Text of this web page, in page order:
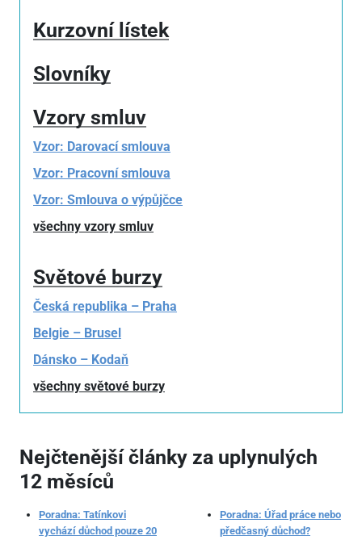
Kurzovní lístek
Slovníky
Vzory smluv
Vzor: Darovací smlouva
Vzor: Pracovní smlouva
Vzor: Smlouva o výpůjčce
všechny vzory smluv
Světové burzy
Česká republika – Praha
Belgie – Brusel
Dánsko – Kodaň
všechny světové burzy
Nejčtenější články za uplynulých
12 měsíců
Poradna: Tatínkovi
vychází důchod pouze 20
Poradna: Úřad práce nebo
předčasný důchod?